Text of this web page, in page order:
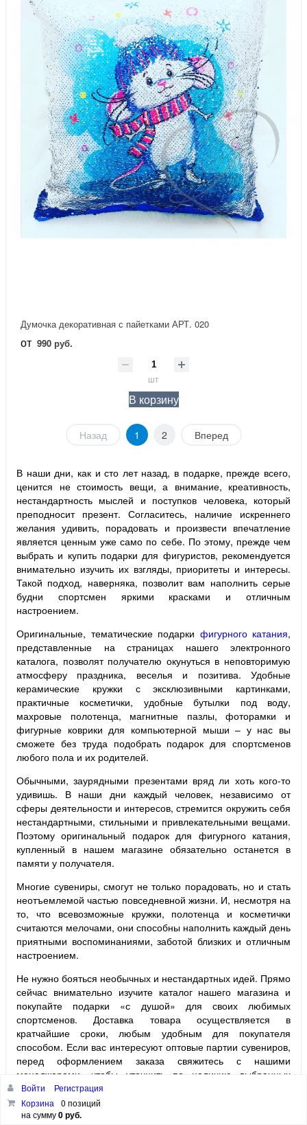
Думочка декоративная с пайетками АРТ. 020
от 990 руб.
шт
В корзину
Назад 1 2 Вперед
В наши дни, как и сто лет назад, в подарке, прежде всего,
ценится не стоимость вещи, а внимание, креативность,
нестандартность мыслей и поступков человека, который
преподносит презент. Согласитесь, наличие искреннего
желания удивить, порадовать и произвести впечатление
является ценным уже само по себе. По этому, прежде чем
выбрать и купить подарки для фигуристов, рекомендуется
внимательно изучить их взгляды, приоритеты и интересы.
Такой подход, наверняка, позволит вам наполнить серые
будни спортсмен яркими красками и отличным
настроением.
Оригинальные, тематические подарки фигурного катания,
представленные на страницах нашего электронного
каталога, позволят получателю окунуться в неповторимую
атмосферу праздника, веселья и позитива. Удобные
керамические кружки с эксклюзивными картинками,
практичные косметички, удобные бутылки под воду,
махровые полотенца, магнитные пазлы, фоторамки и
фигурные коврики для компьютерной мыши – у нас вы
сможете без труда подобрать подарок для спортсменов
любого пола и их родителей.
Обычными, заурядными презентами вряд ли хоть кого-то
удивишь. В наши дни каждый человек, независимо от
сферы деятельности и интересов, стремится окружить себя
нестандартными, стильными и привлекательными вещами.
Поэтому оригинальный подарок для фигурного катания,
купленный в нашем магазине обязательно останется в
памяти у получателя.
Многие сувениры, смогут не только порадовать, но и стать
неотъемлемой частью повседневной жизни. И, несмотря на
то, что всевозможные кружки, полотенца и косметички
считаются мелочами, они способны наполнить каждый день
приятными воспоминаниями, заботой близких и отличным
настроением.
Не нужно бояться необычных и нестандартных идей. Прямо
сейчас внимательно изучите каталог нашего магазина и
покупайте подарки «с душой» для своих любимых
спортсменов. Доставка товара осуществляется в
кратчайшие сроки, любым удобным для покупателя
способом. Если вас интересуют оптовые партии сувениров,
перед оформлением заказа свяжитесь с нашими
менеджерами, чтобы уточнить по наличию выбранных
товаров и срокам доставки.
Войти
Регистрация
Корзина
0 позиций
на сумму0 руб.